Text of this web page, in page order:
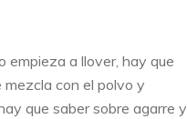
empieza a llover, hay que
mezcla con el polvo y
que saber sobre agarre y